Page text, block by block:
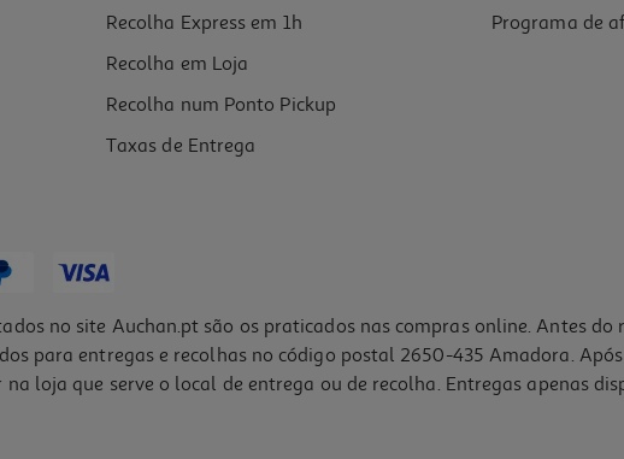
Recolha Express em 1h
Recolha em Loja
Recolha num Ponto Pickup
Taxas de Entrega
Programa de
no site Auchan.pt são os praticados nas compras online. Antes
para entregas e recolhas no código postal 2650-435 Amadora.
na loja que serve o local de entrega ou de recolha. Entregas apenas